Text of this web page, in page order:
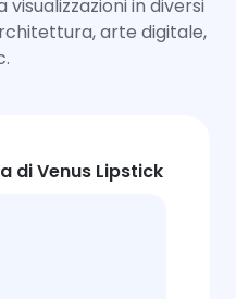
in diversi
arte digitale,
di Venus Lipstick